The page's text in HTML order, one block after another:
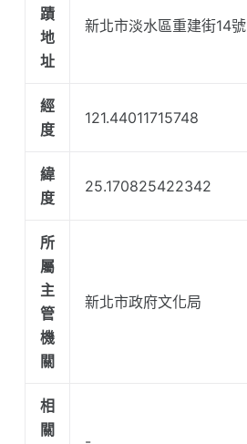
蹟
地
址
新北市淡水區重建街14號
經
度
121.44011715748
緯
度
25.170825422342
所
屬
主
管
機
關
新北市政府文化局
相
關